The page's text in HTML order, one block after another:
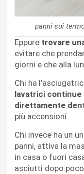
panni sui
Eppure trovare
evitare che
giorni e che alla
Chi ha
lavatrici continue
direttamente
più accensioni.
Chi invece ha un
panni, attiva la
in casa o fuori
asciutti dopo